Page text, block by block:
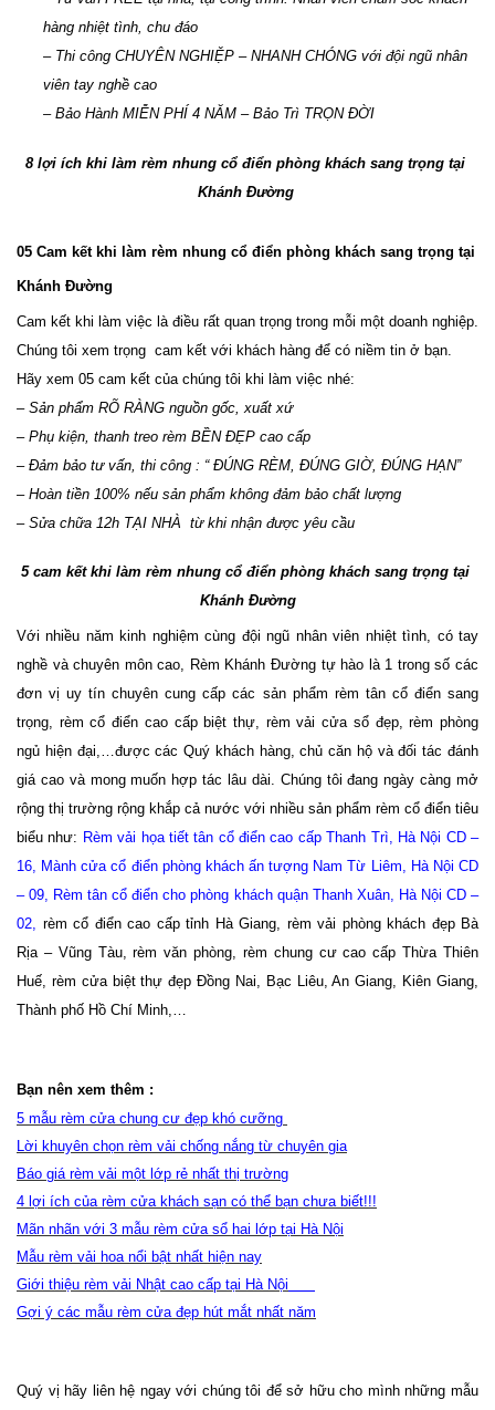
hàng nhiệt tình, chu đáo
– Thi công CHUYÊN NGHIỆP – NHANH CHÓNG với đội ngũ nhân
viên tay nghề cao
– Bảo Hành MIỄN PHÍ 4 NĂM – Bảo Trì TRỌN ĐỜI
8 lợi ích khi làm rèm nhung cổ điển phòng khách sang trọng tại
Khánh Đường
05 Cam kết khi làm rèm nhung cổ điển phòng khách sang trọng tại
Khánh Đường
Cam kết khi làm việc là điều rất quan trọng trong mỗi một doanh nghiệp.
Chúng tôi xem trọng  cam kết với khách hàng để có niềm tin ở bạn.
Hãy xem 05 cam kết của chúng tôi khi làm việc nhé:
– Sản phẩm RÕ RÀNG nguồn gốc, xuất xứ
– Phụ kiện, thanh treo rèm BỀN ĐẸP cao cấp
– Đảm bảo tư vấn, thi công : “ ĐÚNG RÈM, ĐÚNG GIỜ, ĐÚNG HẠN”
– Hoàn tiền 100% nếu sản phẩm không đảm bảo chất lượng
– Sửa chữa 12h TẠI NHÀ  từ khi nhận được yêu cầu
5 cam kết khi làm rèm nhung cổ điển phòng khách sang trọng tại
Khánh Đường
Với nhiều năm kinh nghiệm cùng đội ngũ nhân viên nhiệt tình, có tay
nghề và chuyên môn cao, Rèm Khánh Đường tự hào là 1 trong số các
đơn vị uy tín chuyên cung cấp các sản phẩm rèm tân cổ điển sang
trọng, rèm cổ điển cao cấp biệt thự, rèm vải cửa sổ đẹp, rèm phòng
ngủ hiện đại,…được các Quý khách hàng, chủ căn hộ và đối tác đánh
giá cao và mong muốn hợp tác lâu dài. Chúng tôi đang ngày càng mở
rộng thị trường rộng khắp cả nước với nhiều sản phẩm rèm cổ điển tiêu
biểu như: Rèm vải họa tiết tân cổ điển cao cấp Thanh Trì, Hà Nội CD –
16
Mành cửa cổ điển phòng khách ấn tượng Nam Từ Liêm, Hà Nội CD
– 09
Rèm tân cổ điển cho phòng khách quận Thanh Xuân, Hà Nội CD –
02
rèm cổ điển cao cấp tỉnh Hà Giang, rèm vải phòng khách đẹp Bà
Rịa – Vũng Tàu, rèm văn phòng, rèm chung cư cao cấp Thừa Thiên
Huế, rèm cửa biệt thự đẹp Đồng Nai, Bạc Liêu, An Giang, Kiên Giang,
Thành phố Hồ Chí Minh,…
Bạn nên xem thêm :
5 mẫu rèm cửa chung cư đẹp khó cưỡng
Lời khuyên chọn rèm vải chống nắng từ chuyên gia
Báo giá rèm vải một lớp rẻ nhất thị trường
4 lợi ích của rèm cửa khách sạn có thể bạn chưa biết!!!
Mãn nhãn với 3 mẫu rèm cửa sổ hai lớp tại Hà Nội
Mẫu rèm vải hoa nổi bật nhất hiện nay
Giới thiệu rèm vải Nhật cao cấp tại Hà Nội
Gợi ý các mẫu rèm cửa đẹp hút mắt nhất năm
Quý vị hãy liên hệ ngay với chúng tôi để sở hữu cho mình những mẫu